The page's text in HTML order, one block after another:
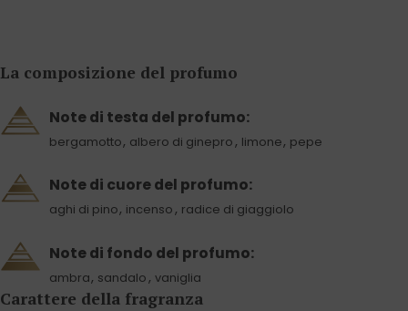
La composizione del profumo
Note di testa del profumo:
bergamotto, albero di ginepro , limone, pepe
Note di cuore del profumo:
aghi di pino, incenso, radice di giaggiolo
Note di fondo del profumo:
ambra, sandalo , vaniglia
Carattere della fragranza